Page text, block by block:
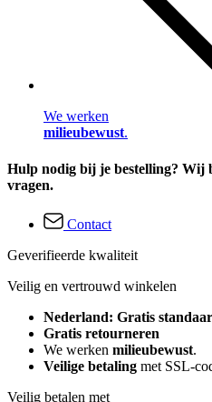
We werken
milieubewust.
Hulp nodig bij je bestelling? Wij
vragen.
Contact
Geverifieerde kwaliteit
Veilig en vertrouwd winkelen
Nederland: Gratis
Gratis retourneren
We werken milieubewust.
Veilige betaling met SSL-
Veilig betalen met